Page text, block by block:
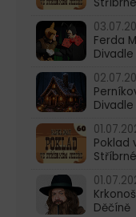
Ferda
Poklad
Děčíně